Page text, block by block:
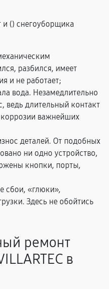
и () снегоуборщика
разбился, имеет
и не работает;
вода. Незамедлительно
ведь длительный контакт
коррозии важнейших
деталей. От подобных
ни одно устройство,
кнопки, порты,
сбои, «глюки»,
Здесь не обойтись
ремонт
в